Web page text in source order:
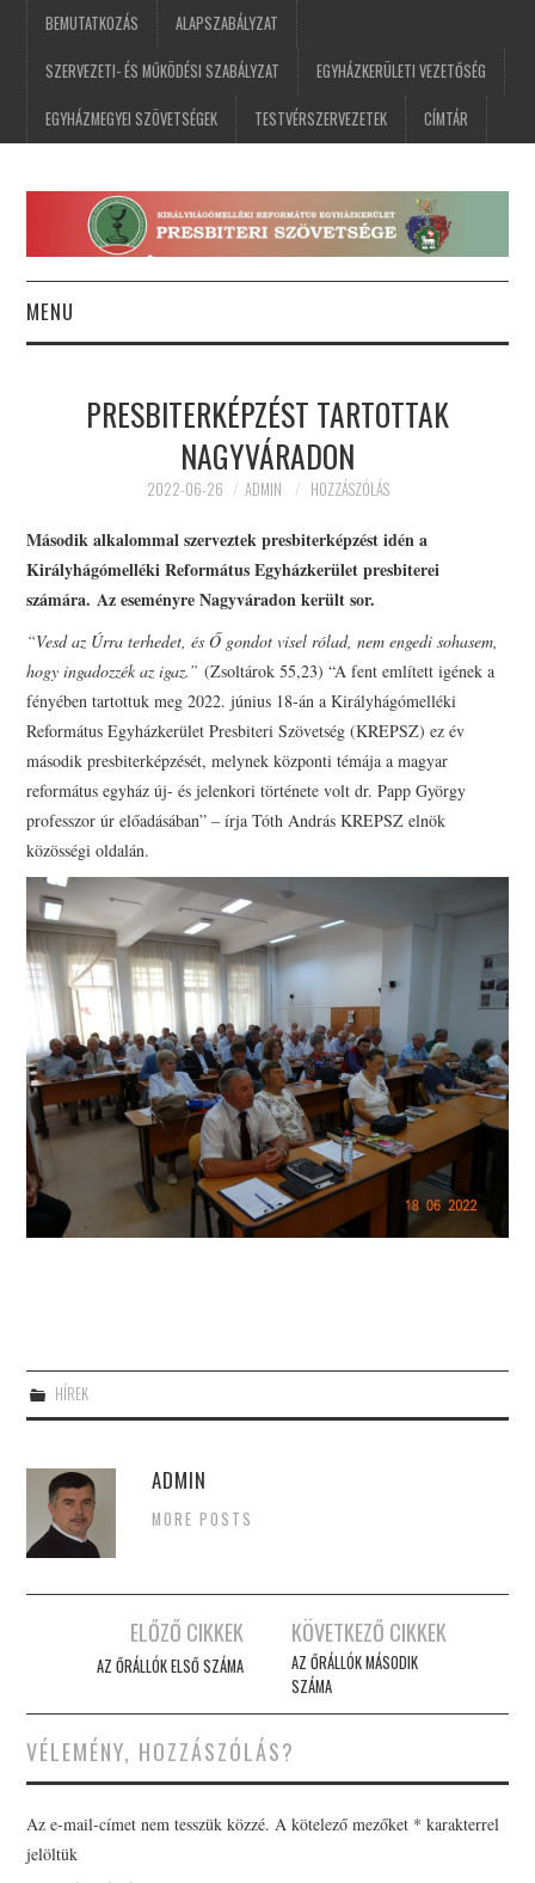
BEMUTATKOZÁS ALAPSZABÁLYZAT
SZERVEZETI- ÉS MŰKÖDÉSI SZABÁLYZAT EGYHÁZKERÜLETI VEZETŐSÉG
EGYHÁZMEGYEI SZÖVETSÉGEK TESTVÉRSZERVEZETEK CÍMTÁR
MENU
HÍREK
ESEMÉNYNAPTÁR
PRESBITERKÉPZÉS
ŐRÁLLÓK
KAPCSOLAT
PRESBITERKÉPZÉST TARTOTTAK
NAGYVÁRADON
2022-06-26 ADMIN HOZZÁSZÓLÁS
Második alkalommal szerveztek presbiterképzést idén a
Királyhágómelléki Református Egyházkerület presbiterei
számára. Az eseményre Nagyváradon került sor.
“Vesd az Úrra terhedet, és Ő gondot visel rólad, nem engedi sohasem,
hogy ingadozzék az igaz.” (Zsoltárok 55,23) “A fent említett igének a
fényében tartottuk meg 2022. június 18-án a Királyhágómelléki
Református Egyházkerület Presbiteri Szövetség (KREPSZ) ez év
második presbiterképzését, melynek központi témája a magyar
református egyház új- és jelenkori története volt dr. Papp György
professzor úr előadásában” – írja Tóth András KREPSZ elnök
közösségi oldalán.
HÍREK
ADMIN
MORE POSTS
navigation
ELŐZŐ CIKKEK
AZ ŐRÁLLÓK ELSŐ SZÁMA
KÖVETKEZŐ CIKKEK
AZ ŐRÁLLÓK MÁSODIK
SZÁMA
VÉLEMÉNY, HOZZÁSZÓLÁS?
Az e-mail-címet nem tesszük közzé. A kötelező mezőket * karakterrel
jelöltük